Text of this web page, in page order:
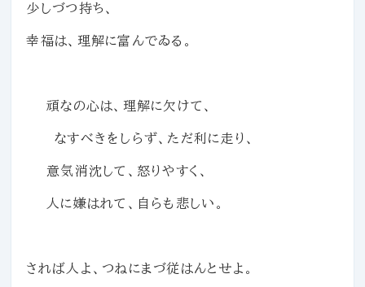
少しづつ持ち、
幸福は、理解に富んでゐる。
頑なの心は、理解に欠けて、
なすべきをしらず、ただ利に走り、
意気消沈して、怒りやすく、
人に嫌はれて、自らも悲しい。
されば人よ、つねにまづ従はんとせよ。